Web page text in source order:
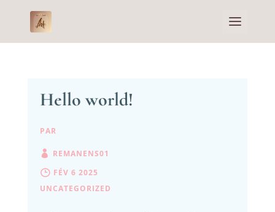
Hello world!
PAR
REMANENS01
FÉV 6 2025
UNCATEGORIZED